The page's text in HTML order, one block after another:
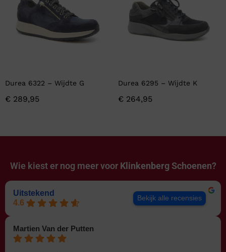
Durea 6322 – Wijdte G
€ 289,95
Durea 6295 – Wijdte K
€ 264,95
Wie kiest er nog meer voor Klinkenberg Schoenen?
Uitstekend
4.6
Bekijk alle recensies
Martien Van der Putten